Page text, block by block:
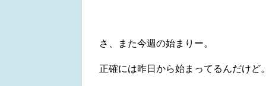
さ、また今週の始まりー。
正確には昨日から始まってるんだけど